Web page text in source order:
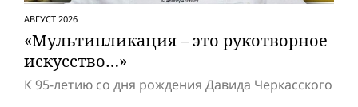
АВГУСТ 2026
«Мультипликация – это рукотворное
искусство…»
К 95-летию со дня рождения Давида Черкасского